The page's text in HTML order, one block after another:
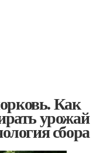
Как
урожай
сбора